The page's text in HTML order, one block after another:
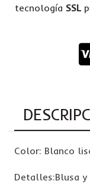
tecnología SSL
Color: Blanco
Detalles:Blusa